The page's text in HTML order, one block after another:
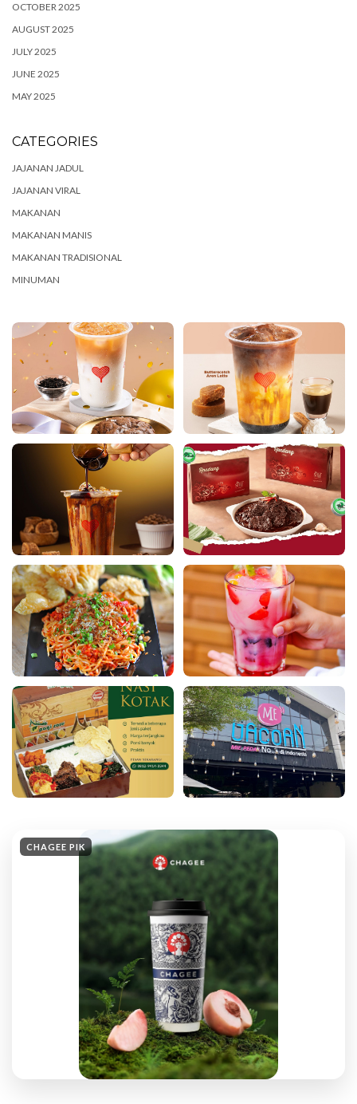
OCTOBER 2025
AUGUST 2025
JULY 2025
JUNE 2025
MAY 2025
CATEGORIES
JAJANAN JADUL
JAJANAN VIRAL
MAKANAN
MAKANAN MANIS
MAKANAN TRADISIONAL
MINUMAN
CHAGEE PIK